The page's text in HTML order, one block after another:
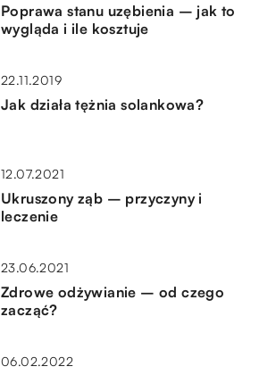
Poprawa stanu uzębienia – jak to
wygląda i ile kosztuje
22.11.2019
Jak działa tężnia solankowa?
12.07.2021
Ukruszony ząb – przyczyny i
leczenie
23.06.2021
Zdrowe odżywianie – od czego
zacząć?
06.02.2022